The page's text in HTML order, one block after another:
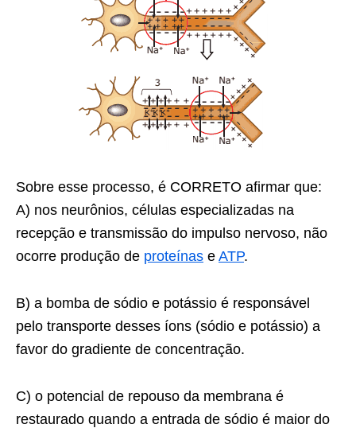
Sobre esse processo, é CORRETO afirmar que:
A) nos neurônios, células especializadas na
recepção e transmissão do impulso nervoso, não
ocorre produção de proteínas e ATP.
B) a bomba de sódio e potássio é responsável
pelo transporte desses íons (sódio e potássio) a
favor do gradiente de concentração.
C) o potencial de repouso da membrana é
restaurado quando a entrada de sódio é maior do